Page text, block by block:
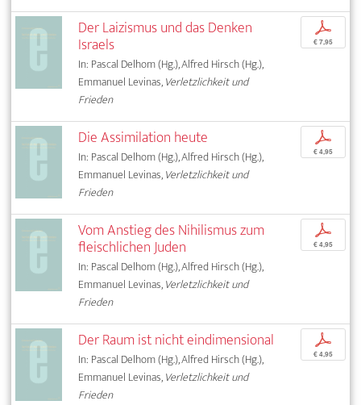
Der Laizismus und das Denken
Israels
In: Pascal Delhom (Hg.), Alfred Hirsch (Hg.),
Emmanuel Levinas,Verletzlichkeit und
Frieden
p
€ 7,95
Die Assimilation heute
In: Pascal Delhom (Hg.), Alfred Hirsch (Hg.),
Emmanuel Levinas,Verletzlichkeit und
Frieden
p
€ 4,95
Vom Anstieg des Nihilismus zum
fleischlichen Juden
In: Pascal Delhom (Hg.), Alfred Hirsch (Hg.),
Emmanuel Levinas,Verletzlichkeit und
Frieden
p
€ 4,95
Der Raum ist nicht eindimensional
In: Pascal Delhom (Hg.), Alfred Hirsch (Hg.),
Emmanuel Levinas,Verletzlichkeit und
Frieden
p
€ 4,95